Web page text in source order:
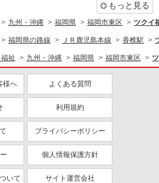
ッフ ◆デイサービス、サービス付き
け住宅、グループホームなど様々な勤
選べます。
：時給1400〜1600円（資格・経験によ
者：時給1600〜1800円（資格・経験によ
給あり ◆支払い方法 ※日
い/月払い対応も可能です。詳しくは面談
談ください。 ◆交通費：別途全額支給 ※
り
市東区 【最寄駅】 ◆各線「貝塚
線「香椎駅」 ◆JR香椎線「海ノ中道
★その他、近隣に多数勤務地あります！
詳細を見る
もっと見る
九州・沖縄 福岡県 福岡市東区 ツクイ
福岡県の路線 ＪＲ鹿児島本線 香椎駅
祉 九州・沖縄 福岡県 福岡市東区
様へ よくある質問
利用規約
プライバシーポリシー
個人情報保護方針
いて サイト運営会社